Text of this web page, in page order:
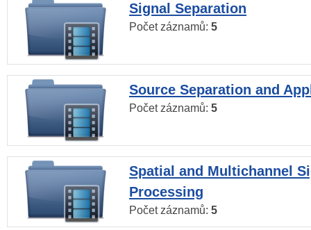
Signal Separation
Počet záznamů: 5
Source Separation and
Počet záznamů: 5
Spatial and Multichannel
Processing
Počet záznamů: 5